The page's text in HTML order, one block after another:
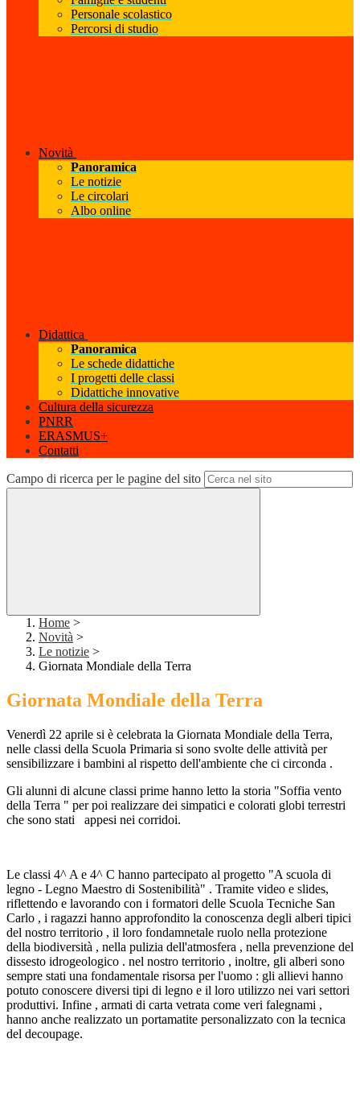
Personale scolastico
Percorsi di studio
Novità
Panoramica
Le notizie
Le circolari
Albo online
Didattica
Panoramica
Le schede didattiche
I progetti delle classi
Didattiche innovative
Cultura della sicurezza
PNRR
ERASMUS+
Contatti
Campo di ricerca per le pagine del sito
Home >
Novità >
Le notizie >
Giornata Mondiale della Terra
Giornata Mondiale della Terra
Venerdì 22 aprile si è celebrata la Giornata Mondiale della Terra,
nelle classi della Scuola Primaria si sono svolte delle attività per
sensibilizzare i bambini al rispetto dell'ambiente che ci circonda .
Gli alunni di alcune classi prime hanno letto la storia "Soffia vento
della Terra " per poi realizzare dei simpatici e colorati globi terrestri
che sono stati appesi nei corridoi.
Le classi 4^ A e 4^ C hanno partecipato al progetto "A scuola di
legno - Legno Maestro di Sostenibilità" . Tramite video e slides,
riflettendo e lavorando con i formatori delle Scuola Tecniche San
Carlo , i ragazzi hanno approfondito la conoscenza degli alberi tipici
del nostro territorio , il loro fondamnetale ruolo nella protezione
della biodiversità , nella pulizia dell'atmosfera , nella prevenzione del
dissesto idrogeologico . nel nostro territorio , inoltre, gli alberi sono
sempre stati una fondamentale risorsa per l'uomo : gli allievi hanno
potuto conoscere diversi tipi di legno e il loro utilizzo nei vari settori
produttivi. Infine , armati di carta vetrata come veri falegnami ,
hanno anche realizzato un portamatite personalizzato con la tecnica
del decoupage.